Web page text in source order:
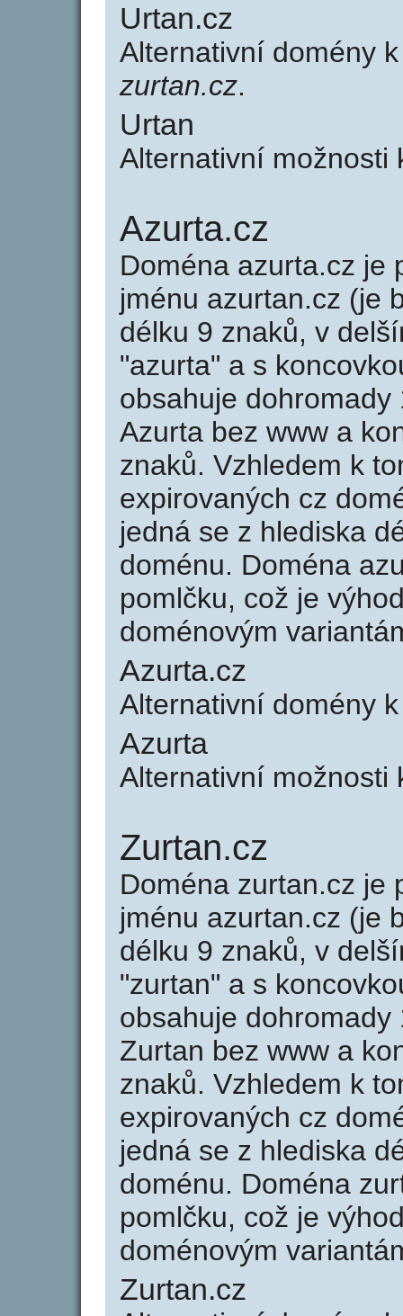
Urtan.cz
Alternativní domény
zurtan.cz.
Urtan
Alternativní
Azurta.cz
Doména azurta.cz je
jménu azurtan.cz (je
délku 9 znaků, v
"azurta" a s
obsahuje
Azurta bez www a
znaků. Vzhledem k
expirovaných cz
jedná se z hlediska
doménu. Doména
pomlčku, což je
doménovým
Azurta.cz
Alternativní domény
Azurta
Alternativní možnosti
Zurtan.cz
Doména zurtan.cz je
jménu azurtan.cz (je
délku 9 znaků, v
"zurtan" a s
obsahuje
Zurtan bez www a
znaků. Vzhledem k
expirovaných cz
jedná se z hlediska
doménu. Doména
pomlčku, což je
doménovým
Zurtan.cz